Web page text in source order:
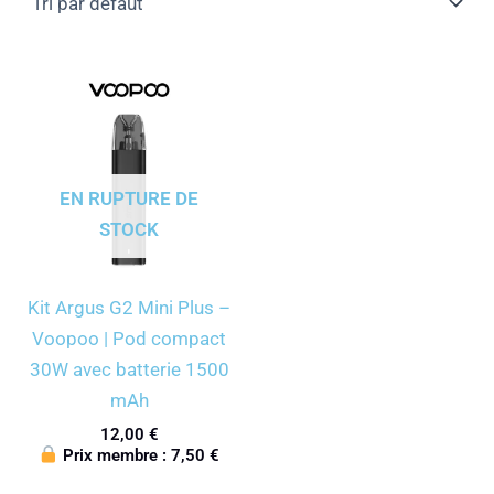
EN RUPTURE DE
STOCK
Kit Argus G2 Mini Plus –
Voopoo | Pod compact
30W avec batterie 1500
mAh
12,00 €
Prix membre : 7,50 €